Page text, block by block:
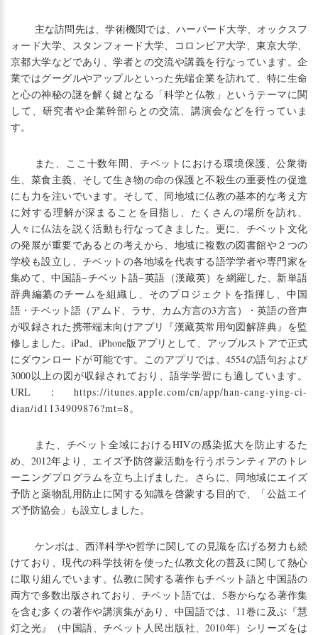
主な訪問先は、学術機関では、ハーバード大学、オックスフ
ォード大学、スタンフォード大学、コロンビア大学、東京大学、
京都大学などであり、学者との交流や講義を行なっています。企
業ではグーグルやアップルといった先端企業を訪れて、特に生命
と心の神秘の謎を解く鍵となる「科学と仏教」というテーマに関
して、研究者や企業幹部らとの交流、講演会などを行っていま
す。
また、ここ十数年間、チベットにおける環境保護、公衆衛
生、菜食主義、そして生き物の命の保護と不殺生の重要性の促進
にも力を注いでいます。そして、同地域に仏教の基本的な考え方
に対する理解が深まることを目指し、たくさんの場所を訪れ、
人々に仏法を説く活動も行なってきました。更に、チベット文化
の発展が重要であるとの考えから、地域に複数の図書館や２つの
学校も設立し、チベットの各地域を代表する語学学者や専門家を
集めて、中国語−チベット語−英語（漢藏英）を網羅した、新単語
辞典編纂のチームを組織し、そのプロジェクトを指揮し、中国
語・チベット語（アムド、ラサ、カム方言の3方言）・英語の音声
が収録された携帯端末向けアプリ『漢藏英常用句図解辞典』を監
修しました。iPad、iPhone版アプリとして、アップルストアで正式
にダウンロードが可能です。このアプリでは、4554の語句および
3000以上の図が収録されており、語学学習にも適しています。
URL： https://itunes.apple.com/cn/app/han-cang-ying-ci-
dian/id1134909876?mt=8。
また、チベット全域におけるHIVの感染拡大を防止するた
め、2012年より、エイズ予防啓蒙活動を行うボランティアのトレ
ーニングプログラムを立ち上げました。さらに、同地域にエイズ
予防と薬物乱用防止に関する知識を啓蒙する目的で、「公益エイ
ズ予防協会」も設立しました。
ケンポは、西洋科学や哲学に関しての見識を広げる努力も続
けており、現代の科学技術を使った仏教文化の普及に関して熱心
に取り組んでいます。仏教に関する著作もチベット語と中国語の
両方で多数出版されており、チベット語では、5巻からなる著作集
を含む多くの著作や講演集があり、中国語では、11巻に及ぶ『慧
灯之光』（中国語、チベット人民出版社、2010年）シリーズをは